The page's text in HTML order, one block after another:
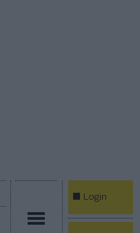
Login